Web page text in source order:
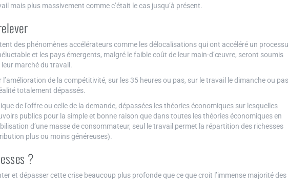
mais plus massivement comme c’était le cas jusqu’à présent.
des phénomènes accélérateurs comme les délocalisations qui ont accéléré un
et les pays émergents, malgré le faible coût de leur main-d’œuvre, seront soumis
marché du travail.
de la compétitivité, sur les 35 heures ou pas, sur le travail le dimanche ou
totalement dépassés.
de l’offre ou celle de la demande, dépassées les théories économiques sur lesquelles
publics pour la simple et bonne raison que dans toutes les théories économiques en
d’une masse de consommateur, seul le travail permet la répartition des richesses
plus ou moins généreuses).
?
et dépasser cette crise beaucoup plus profonde que ce que croit l’immense majorité des